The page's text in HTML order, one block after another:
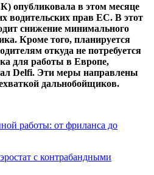
опубликовала в этом месяце
водительских прав ЕС. В этот
снижение минимального
Кроме того, планируется
откуда не потребуется
для работы в Европе,
Delfi. Эти меры направлены
дальнобойщиков.
работы: от фриланса до
с контрабандными